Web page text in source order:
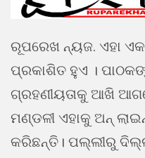
ରୂପରେଖ ନ୍ୟଜ. ଏହା
ପ୍ରକାଶିତ ହୁଏ ।
ଗ୍ରହଣୀୟତାକୁ ଆଖି
ମଣ୍ଡଳୀ ଏହାକୁ ଅନ୍
କରିଛନ୍ତି। ପଲ୍ଲୀରୁ